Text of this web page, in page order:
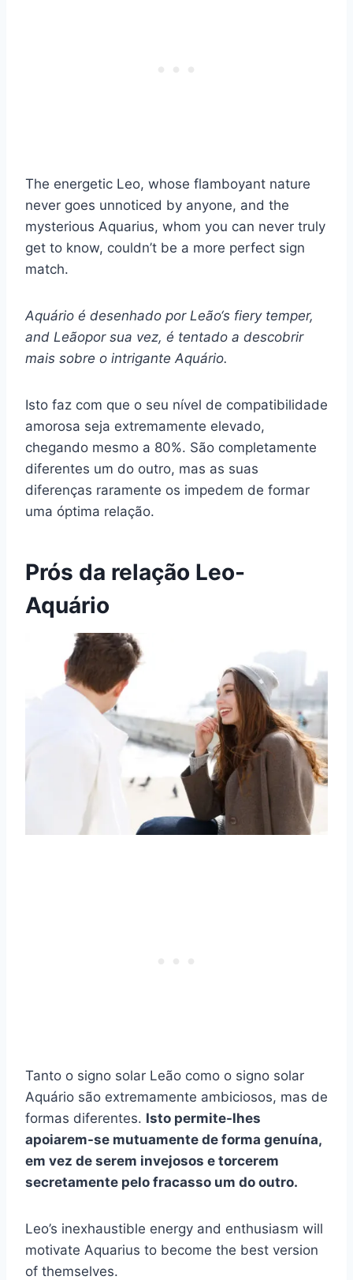
The energetic Leo, whose flamboyant nature
never goes unnoticed by anyone, and the
mysterious Aquarius, whom you can never truly
get to know, couldn’t be a more perfect sign
match.
Aquário é desenhado por Leão‘s fiery temper,
and Leãopor sua vez, é tentado a descobrir
mais sobre o intrigante Aquário.
Isto faz com que o seu nível de compatibilidade
amorosa seja extremamente elevado,
chegando mesmo a 80%. São completamente
diferentes um do outro, mas as suas
diferenças raramente os impedem de formar
uma óptima relação.
Prós da relação Leo-
Aquário
Tanto o signo solar Leão como o signo solar
Aquário são extremamente ambiciosos, mas de
formas diferentes. Isto permite-lhes
apoiarem-se mutuamente de forma genuína,
em vez de serem invejosos e torcerem
secretamente pelo fracasso um do outro.
Leo’s inexhaustible energy and enthusiasm will
motivate Aquarius to become the best version
of themselves.